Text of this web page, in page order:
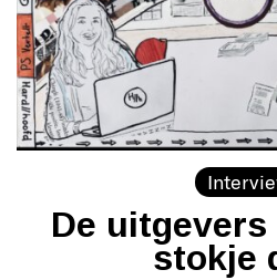
De
stokje